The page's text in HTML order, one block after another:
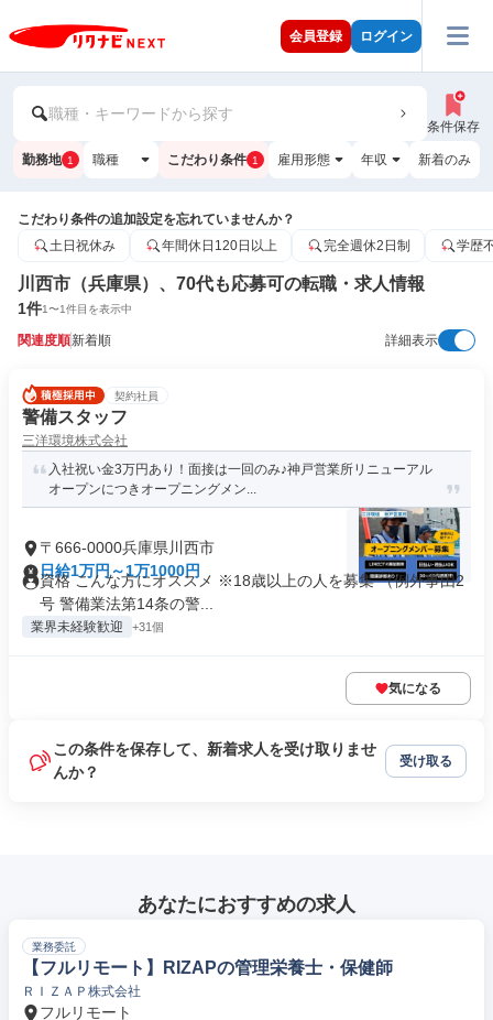
会員登録 ログイン
職種・キーワードから探す
条件保存
勤務地 1 職種 こだわり条件 1 雇用形態 年収 新着のみ
こだわり条件の追加設定を忘れていませんか？
土日祝休み
年間休日120日以上 完全週休2日制 学歴
川西市（兵庫県）、70代も応募可の転職・求人情報
1件1〜1件目を表示中
関連度順新着順 詳細表示
契約社員
警備スタッフ
三洋環境株式会社
入社祝い金3万円あり！面接は一回のみ♪神戸営業所リニューアル
オープンにつきオープニングメン...
〒666-0000兵庫県川西市
日給1万円～1万1000円
資格 こんな方にオススメ ※18歳以上の人を募集 （例外事由2
号 警備業法第14条の警...
業界未経験歓迎 +31個
気になる
この条件を保存して、新着求人を受け取りませ
んか？
受け取る
あなたにおすすめの求人
業務委託
【フルリモート】RIZAPの管理栄養士・保健師
ＲＩＺＡＰ株式会社
フルリモート